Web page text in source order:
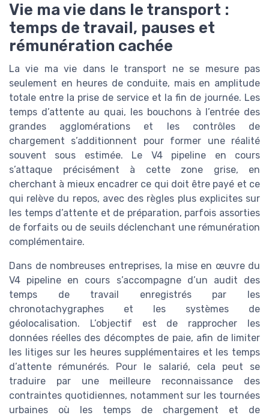
Vie ma vie dans le transport :
temps de travail, pauses et
rémunération cachée
La vie ma vie dans le transport ne se mesure pas
seulement en heures de conduite, mais en amplitude
totale entre la prise de service et la fin de journée. Les
temps d’attente au quai, les bouchons à l’entrée des
grandes agglomérations et les contrôles de
chargement s’additionnent pour former une réalité
souvent sous estimée. Le V4 pipeline en cours
s’attaque précisément à cette zone grise, en
cherchant à mieux encadrer ce qui doit être payé et ce
qui relève du repos, avec des règles plus explicites sur
les temps d’attente et de préparation, parfois assorties
de forfaits ou de seuils déclenchant une rémunération
complémentaire.
Dans de nombreuses entreprises, la mise en œuvre du
V4 pipeline en cours s’accompagne d’un audit des
temps de travail enregistrés par les
chronotachygraphes et les systèmes de
géolocalisation. L’objectif est de rapprocher les
données réelles des décomptes de paie, afin de limiter
les litiges sur les heures supplémentaires et les temps
d’attente rémunérés. Pour le salarié, cela peut se
traduire par une meilleure reconnaissance des
contraintes quotidiennes, notamment sur les tournées
urbaines où les temps de chargement et de